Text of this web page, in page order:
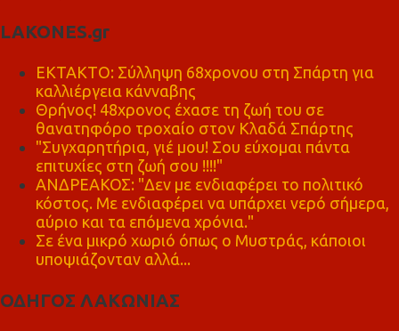
LAKONES.gr
ΕΚΤΑΚΤΟ: Σύλληψη 68χρονου στη Σπάρτη για
καλλιέργεια κάνναβης
Θρήνος! 48χρονος έχασε τη ζωή του σε
θανατηφόρο τροχαίο στον Κλαδά Σπάρτης
"Συγχαρητήρια, γιέ μου! Σου εύχομαι πάντα
επιτυχίες στη ζωή σου !!!!"
ΑΝΔΡΕΑΚΟΣ: "Δεν με ενδιαφέρει το πολιτικό
κόστος. Με ενδιαφέρει να υπάρχει νερό σήμερα,
αύριο και τα επόμενα χρόνια."
Σε ένα μικρό χωριό όπως ο Μυστράς, κάποιοι
υποψιάζονταν αλλά...
ΟΔΗΓΟΣ ΛΑΚΩΝΙΑΣ